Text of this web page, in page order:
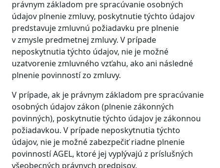
právnym základom pre spracúvanie osobných
údajov plnenie zmluvy, poskytnutie týchto údajov
predstavuje zmluvnú požiadavku pre plnenie
v zmysle predmetnej zmluvy. V prípade
neposkytnutia týchto údajov, nie je možné
uzatvorenie zmluvného vzťahu, ako ani následné
plnenie povinností zo zmluvy.
V prípade, ak je právnym základom pre spracúvanie
osobných údajov zákon (plnenie zákonných
povinných), poskytnutie týchto údajov je zákonnou
požiadavkou. V prípade neposkytnutia týchto
údajov, nie je možné zabezpečiť riadne plnenie
povinností AGEL, ktoré jej vyplývajú z príslušných
všeobecných právnych predpisov.